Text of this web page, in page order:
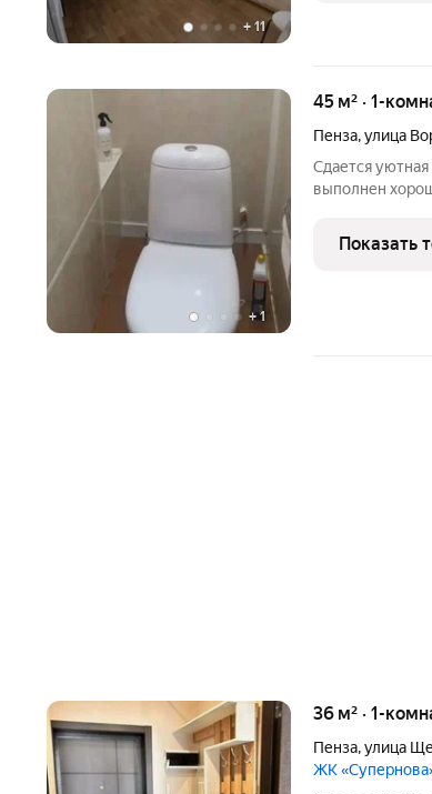
+ 11
+1
45 м² · 1-
Пенза,улица
Cдaетcя
выполнен
для
кровaть,
Показать
36 м² · 1-
Пенза,улица
ЖК